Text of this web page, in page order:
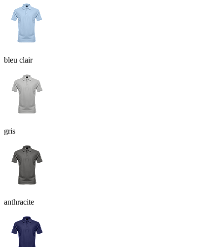
bleu clair
gris
anthracite